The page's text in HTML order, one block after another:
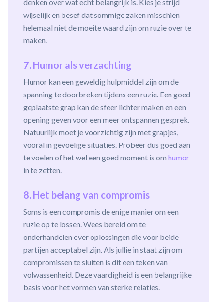
denken over wat echt belangrijk is. Kies je strijd
wijselijk en besef dat sommige zaken misschien
helemaal niet de moeite waard zijn om ruzie over te
maken.
7. Humor als verzachting
Humor kan een geweldig hulpmiddel zijn om de
spanning te doorbreken tijdens een ruzie. Een goed
geplaatste grap kan de sfeer lichter maken en een
opening geven voor een meer ontspannen gesprek.
Natuurlijk moet je voorzichtig zijn met grapjes,
vooral in gevoelige situaties. Probeer dus goed aan
te voelen of het wel een goed moment is om humor
in te zetten.
8. Het belang van compromis
Soms is een compromis de enige manier om een
ruzie op te lossen. Wees bereid om te
onderhandelen over oplossingen die voor beide
partijen acceptabel zijn. Als jullie in staat zijn om
compromissen te sluiten is dit een teken van
volwassenheid. Deze vaardigheid is een belangrijke
basis voor het vormen van sterke relaties.